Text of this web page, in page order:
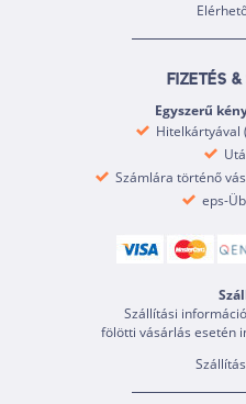
FIZETÉS
Egyszerű
Hitelkártyával
Számlára történő
eps-
Szállítási
fölötti vásárlás esetén